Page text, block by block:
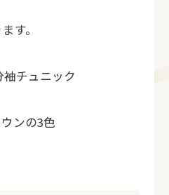
す。
チュニック
ンの3色